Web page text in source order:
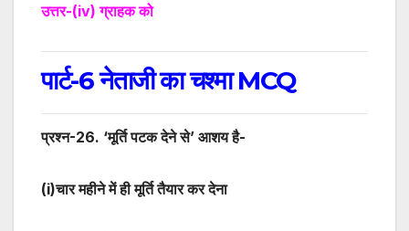
उत्तर-(iv) ग्राहक को
पार्ट-6 नेताजी का चश्मा MCQ
प्रश्न-26. ‘मूर्ति पटक देने से’ आशय है-
(i)चार महीने में ही मूर्ति तैयार कर देना